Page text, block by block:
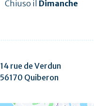
Chiuso il Dimanche
14 rue de Verdun
56170 Quiberon